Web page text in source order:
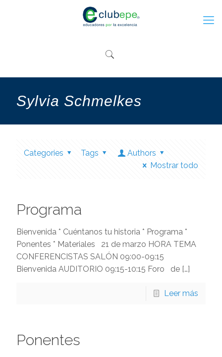
Sylvia Schmelkes
Categories Tags
Authors
Mostrar todo
Programa
Bienvenida * Cuéntanos tu historia * Programa *
Ponentes * Materiales 21 de marzo HORA TEMA
CONFERENCISTAS SALÓN 09:00-09:15
Bienvenida AUDITORIO 09:15-10:15 Foro de […]
Leer más
Ponentes